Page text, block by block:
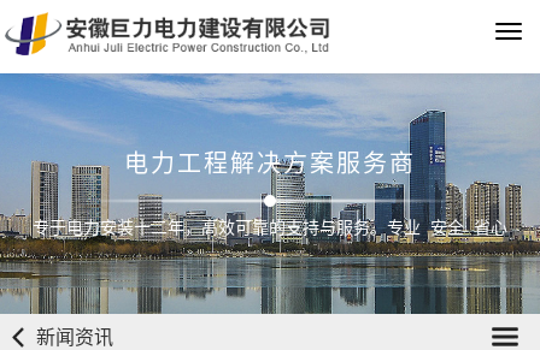
电力工程解决方案服务商
专于电力安装十二年，高效可靠的支持与服务。专业 安全 省心
新闻资讯